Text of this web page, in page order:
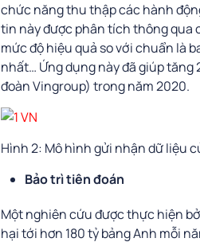
chức năng thu thập các hành
tin này được phân tích thông qua
mức độ hiệu quả so với chuẩn là
nhất… Ứng dụng này đã giúp
đoàn Vingroup) trong năm 2020.
Hình 2: Mô hình gửi nhận dữ liệu
Bảo trì tiên đoán
Một nghiên cứu được thực hiện
hại tới hơn 180 tỷ bảng Anh mỗi